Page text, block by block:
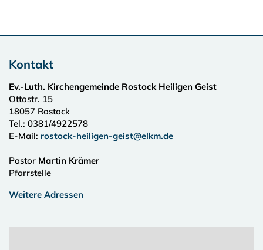
Kontakt
Ev.-Luth. Kirchengemeinde Rostock Heiligen Geist
Ottostr. 15
18057 Rostock
Tel.: 0381/4922578
E-Mail: rostock-heiligen-geist@elkm.de
Pastor Martin Krämer
Pfarrstelle
Weitere Adressen